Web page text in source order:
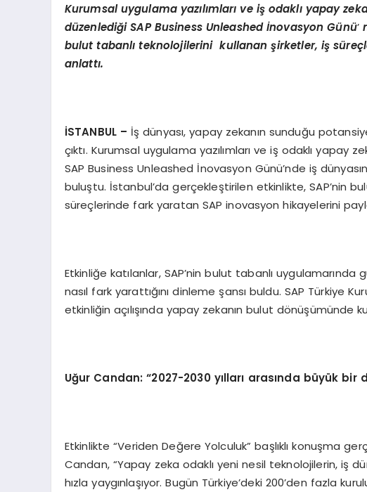
Kurumsal uygulama yazılımları ve iş odaklı yapay
düzenlediği SAP Business Unleashed İnovasyon Günü’
bulut tabanlı teknolojilerini kullanan şirketler, iş
anlattı.
İSTANBUL – İş dünyası, yapay zekanın sunduğu
çıktı. Kurumsal uygulama yazılımları ve iş odaklı
SAP Business Unleashed İnovasyon Günü’nde iş
buluştu. İstanbul’da gerçekleştirilen etkinlikte, SAP’nin
süreçlerinde fark yaratan SAP inovasyon hikayelerini
Etkinliğe katılanlar, SAP’nin bulut tabanlı
nasıl fark yarattığını dinleme şansı buldu. SAP Türkiye
etkinliğin açılışında yapay zekanın bulut dönüşümünde
Uğur Candan: “2027-2030 yılları arasında büyük bir d
Etkinlikte “Veriden Değere Yolculuk” başlıklı konuşma
Candan, “Yapay zeka odaklı yeni nesil teknolojilerin, iş
hızla yaygınlaşıyor. Bugün Türkiye’deki 200’den fazla